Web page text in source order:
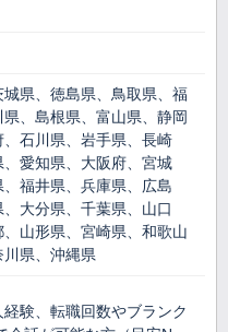
県、徳島県、鳥取県、福
、島根県、富山県、静岡
石川県、岩手県、長崎
愛知県、大阪府、宮城
福井県、兵庫県、広島
大分県、千葉県、山口
山形県、宮崎県、和歌山
川県、沖縄県
験、転職回数やブランク